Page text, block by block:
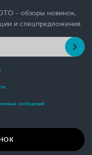
- обзоры новинок,
и спецпредложения.
сообщений